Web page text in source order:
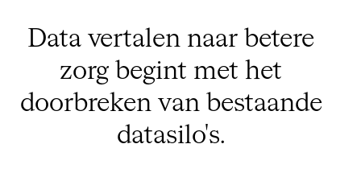
Data vertalen naar betere
zorg begint met het
doorbreken van bestaande
datasilo's.